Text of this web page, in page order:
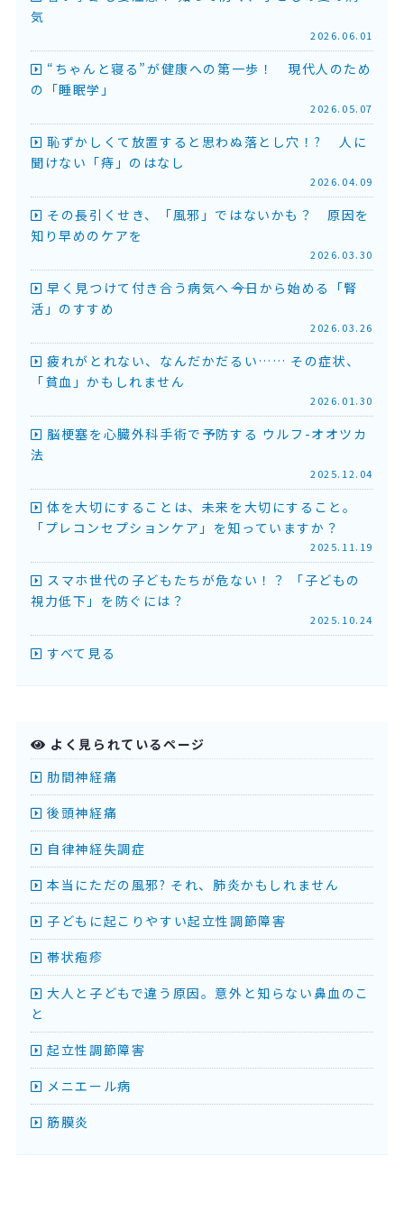
気
2026.06.01
“ちゃんと寝る”が健康への第一歩！ 現代人のため
の「睡眠学」
2026.05.07
恥ずかしくて放置すると思わぬ落とし穴！? 人に
聞けない「痔」のはなし
2026.04.09
その長引くせき、「風邪」ではないかも？ 原因を
知り早めのケアを
2026.03.30
早く見つけて付き合う病気へ――今日から始める「腎
活」のすすめ
2026.03.26
疲れがとれない、なんだかだるい…… その症状、
「貧血」かもしれません
2026.01.30
脳梗塞を心臓外科手術で予防する ウルフ-オオツカ
法
2025.12.04
体を大切にすることは、未来を大切にすること。
「プレコンセプションケア」を知っていますか？
2025.11.19
スマホ世代の子どもたちが危ない！？ 「子どもの
視力低下」を防ぐには？
2025.10.24
すべて見る
よく見られているページ
肋間神経痛
後頭神経痛
自律神経失調症
本当にただの風邪? それ、肺炎かもしれません
子どもに起こりやすい起立性調節障害
帯状疱疹
大人と子どもで違う原因。意外と知らない鼻血のこ
と
起立性調節障害
メニエール病
筋膜炎